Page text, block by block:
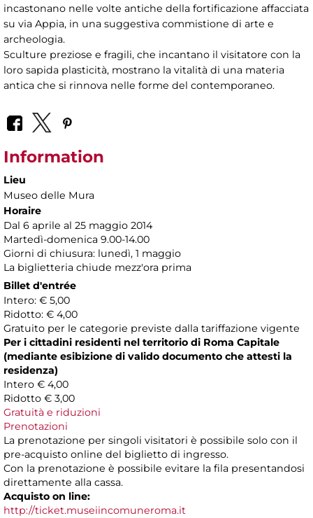
incastonano nelle volte antiche della fortificazione affacciata
su via Appia, in una suggestiva commistione di arte e
archeologia.
Sculture preziose e fragili, che incantano il visitatore con la
loro sapida plasticità, mostrano la vitalità di una materia
antica che si rinnova nelle forme del contemporaneo.
Information
Lieu
Museo delle Mura
Horaire
Dal 6 aprile al 25 maggio 2014
Martedì-domenica 9.00-14.00
Giorni di chiusura: lunedì, 1 maggio
La biglietteria chiude mezz'ora prima
Billet d'entrée
Intero: € 5,00
Ridotto: € 4,00
Gratuito per le categorie previste dalla tariffazione vigente
Per i cittadini residenti nel territorio di Roma Capitale
(mediante esibizione di valido documento che attesti la
residenza)
Intero € 4,00
Ridotto € 3,00
Gratuità e riduzioni
Prenotazioni
La prenotazione per singoli visitatori è possibile solo con il
pre-acquisto online del biglietto di ingresso.
Con la prenotazione è possibile evitare la fila presentandosi
direttamente alla cassa.
Acquisto on line:
http://ticket.museiincomuneroma.it